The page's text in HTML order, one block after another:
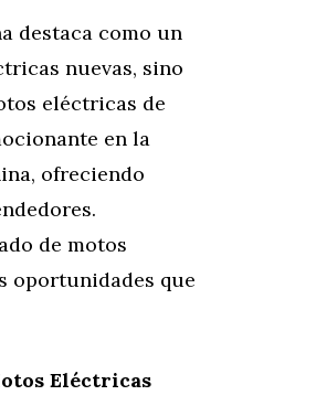
destaca como un
nuevas, sino
eléctricas de
en la
ofreciendo
de motos
oportunidades que
Eléctricas